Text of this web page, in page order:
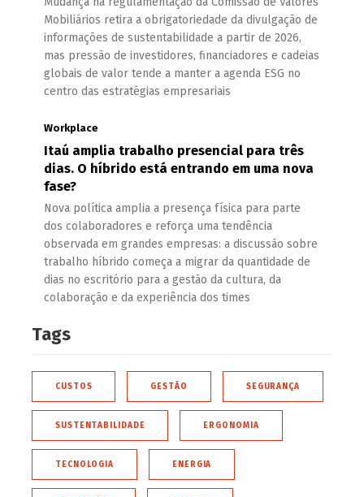
Mobiliários retira a obrigatoriedade da divulgação de
informações de sustentabilidade a partir de 2026,
mas pressão de investidores, financiadores e cadeias
globais de valor tende a manter a agenda ESG no
centro das estratégias empresariais
Workplace
Itaú amplia trabalho presencial para três
dias. O híbrido está entrando em uma nova
fase?
Nova política amplia a presença física para parte
dos colaboradores e reforça uma tendência
observada em grandes empresas: a discussão sobre
trabalho híbrido começa a migrar da quantidade de
dias no escritório para a gestão da cultura, da
colaboração e da experiência dos times
Tags
CUSTOS GESTÃO SEGURANÇA
SUSTENTABILIDADE ERGONOMIA
TECNOLOGIA ENERGIA